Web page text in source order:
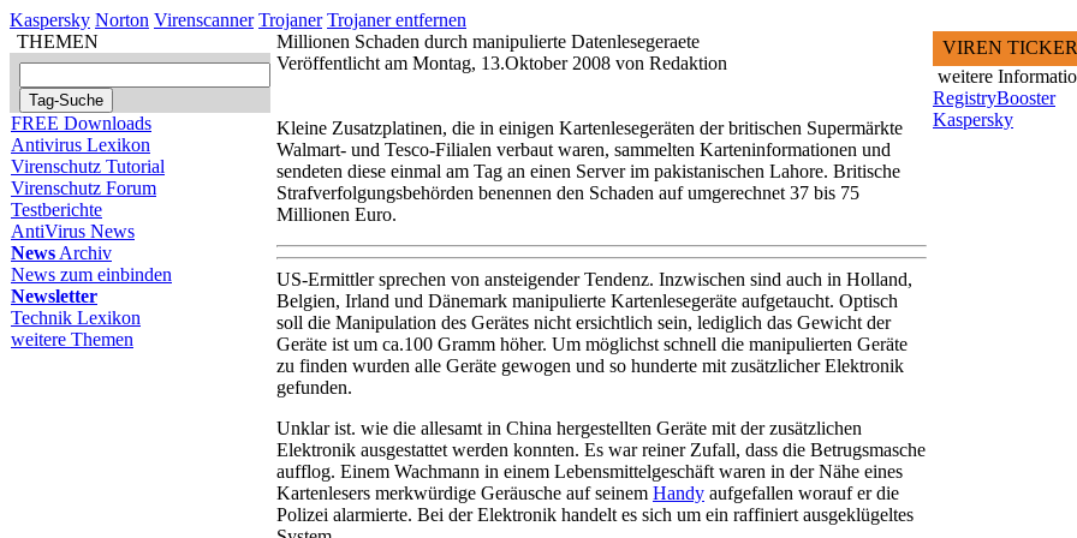
Kaspersky Norton Virenscanner Trojaner Trojaner entfernen
THEMEN
FREE Downloads
Antivirus Lexikon
Virenschutz Tutorial
Virenschutz Forum
Testberichte
AntiVirus News
News Archiv
News zum einbinden
Newsletter
Technik Lexikon
weitere Themen
Millionen Schaden durch manipulierte Datenlesegeraete
Veröffentlicht am Montag, 13.Oktober 2008 von Redaktion
Kleine Zusatzplatinen, die in einigen Kartenlesegeräten der britischen Supermärkte
Walmart- und Tesco-Filialen verbaut waren, sammelten Karteninformationen und
sendeten diese einmal am Tag an einen Server im pakistanischen Lahore. Britische
Strafverfolgungsbehörden benennen den Schaden auf umgerechnet 37 bis 75
Millionen Euro.
US-Ermittler sprechen von ansteigender Tendenz. Inzwischen sind auch in Holland,
Belgien, Irland und Dänemark manipulierte Kartenlesegeräte aufgetaucht. Optisch
soll die Manipulation des Gerätes nicht ersichtlich sein, lediglich das Gewicht der
Geräte ist um ca.100 Gramm höher. Um möglichst schnell die manipulierten Geräte
zu finden wurden alle Geräte gewogen und so hunderte mit zusätzlicher Elektronik
gefunden.
Unklar ist. wie die allesamt in China hergestellten Geräte mit der zusätzlichen
Elektronik ausgestattet werden konnten. Es war reiner Zufall, dass die Betrugsmasche
aufflog. Einem Wachmann in einem Lebensmittelgeschäft waren in der Nähe eines
Kartenlesers merkwürdige Geräusche auf seinem Handy aufgefallen worauf er die
Polizei alarmierte. Bei der Elektronik handelt es sich um ein raffiniert ausgeklügeltes
VIREN TICKER
weitere
RegistryBooster
Kaspersky